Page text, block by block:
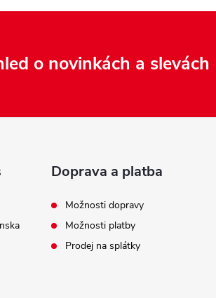
o novinkách a slevách
Doprava a platba
Možnosti dopravy
Možnosti platby
Prodej na splátky